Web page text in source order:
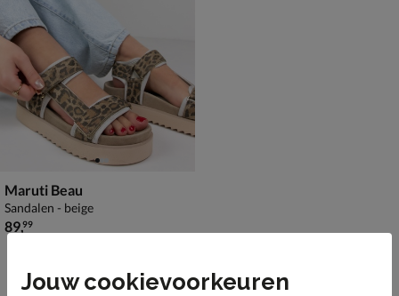
Maruti Beau
Sandalen - beige
€ 89,99
89,99
Jouw cookievoorkeuren